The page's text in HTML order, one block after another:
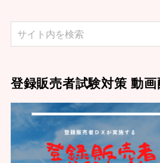
登録販売者試験対策 動